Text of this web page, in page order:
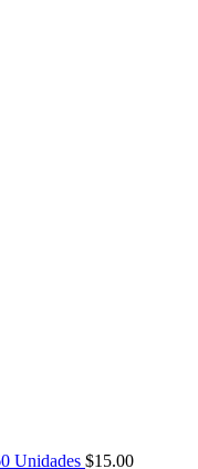
Unidades $15.00